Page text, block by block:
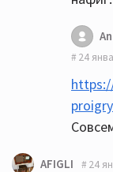
24
AFIGLI 24